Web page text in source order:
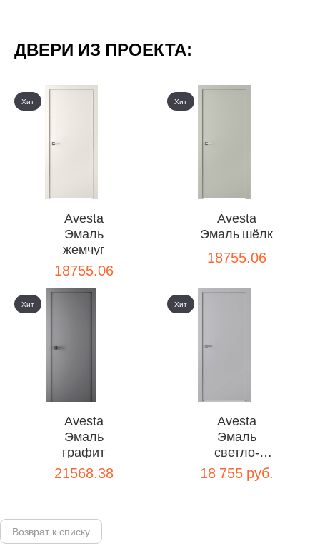
ДВЕРИ ИЗ ПРОЕКТА:
Avesta
Эмаль
жемчуг
18755.06
Хит
Avesta
Эмаль шёлк
18755.06
Хит
Avesta
Эмаль
графит
21568.38
Хит
Avesta
Эмаль
светло-
серый
18 755 руб.
Хит
Возврат к списку